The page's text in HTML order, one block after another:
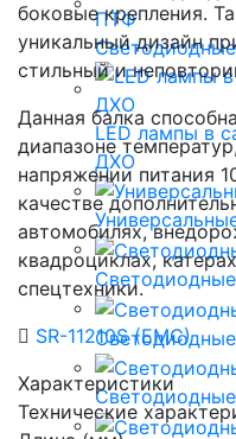
LED лампы в
ДХО
боковые крепления.
уникальный дизайн
стильный и
Данная балка
диапазоне
напряжении питания
качестве
автомобилях,
квадроциклах,
спецтехники.
SR-11210S (EMC)
Характеристики
Технические